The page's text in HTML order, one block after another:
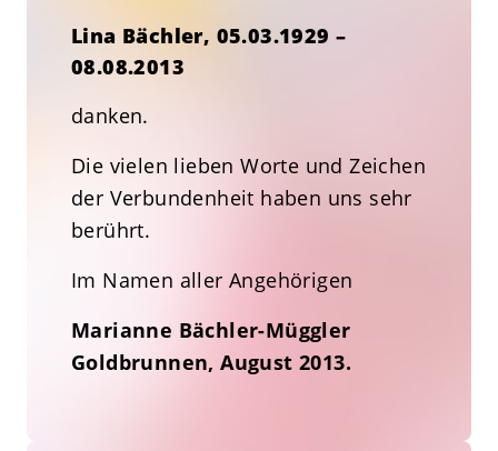
Lina Bächler, 05.03.1929 –
08.08.2013
danken.
Die vielen lieben Worte und Zeichen
der Verbundenheit haben uns sehr
berührt.
Im Namen aller Angehörigen
Marianne Bächler-Müggler
Goldbrunnen, August 2013.